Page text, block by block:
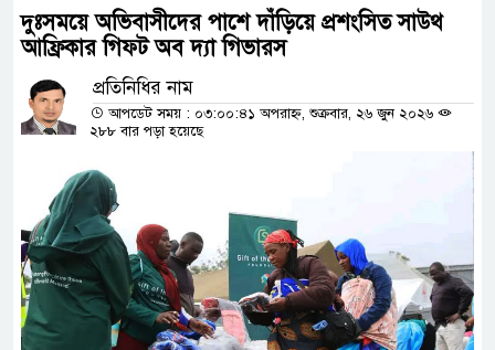
দুঃসময়ে অভিবাসীদের পাশে দাঁড়িয়ে প্রশংসিত সাউথ
আফ্রিকার গিফট অব দ্যা গিভারস
প্রতিনিধির নাম
আপডেট সময় : ০৩:০০:৪১ অপরাহ্ন, শুক্রবার, ২৬ জুন ২০২৬
২৮৮ বার পড়া হয়েছে